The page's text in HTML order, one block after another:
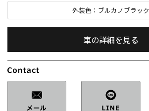
外装色： ブルカノブラック
車の詳細を見る
車検：2年付